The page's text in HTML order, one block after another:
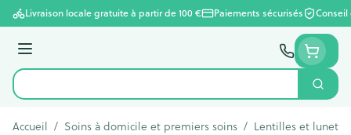
Aller au contenu
Livraison locale gratuite à partir de 100 € Paiements sécurisés
Menu
Rechercher
Accueil / Soins à domicile et premiers soins / Lentilles et